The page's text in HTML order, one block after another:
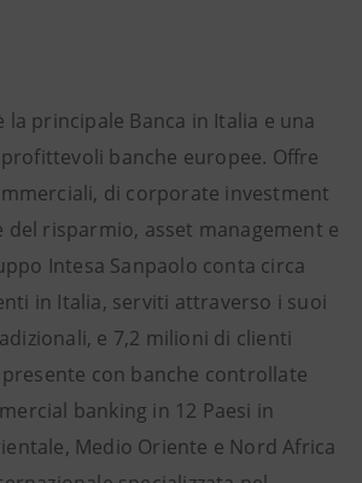
la principale Banca in Italia e una
banche europee. Offre
di corporate investment
del risparmio, asset management e
Intesa Sanpaolo conta circa
in Italia, serviti attraverso i suoi
e 7,2 milioni di clienti
presente con banche controllate
banking in 12 Paesi in
Medio Oriente e Nord Africa